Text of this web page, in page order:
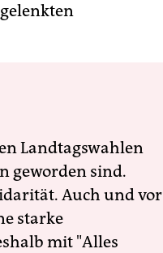
Landtagswahlen
geworden sind.
Auch und vor
starke
mit "Alles